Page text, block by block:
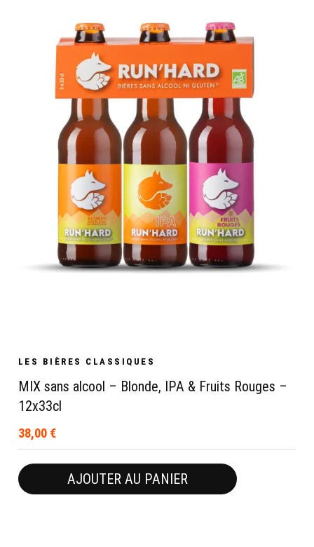
LES BIÈRES CLASSIQUES
MIX sans alcool – Blonde, IPA & Fruits Rouges –
12x33cl
38,00 €
AJOUTER AU PANIER